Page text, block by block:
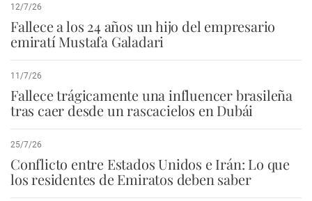
12/7/26
Fallece a los 24 años un hijo del empresario
emiratí Mustafa Galadari
11/7/26
Fallece trágicamente una influencer brasileña
tras caer desde un rascacielos en Dubái
25/7/26
Conflicto entre Estados Unidos e Irán: Lo que
los residentes de Emiratos deben saber